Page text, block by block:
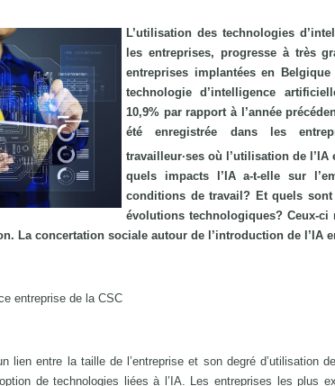
L’utilisation des technologies
les entreprises, progresse à très
entreprises implantées en
technologie d’intelligence
10,9% par rapport à l’année
été enregistrée dans les
travailleur·ses où l’utilisation de l’IA
quels impacts l’IA a-t-elle sur
conditions de travail? Et quels
évolutions technologiques? Ceux-
La concertation sociale autour de l’introduction de l’IA
entreprise de la CSC
lien entre la taille de l’entreprise et son degré d’utilisation
de technologies liées à l’IA. Les entreprises les plus